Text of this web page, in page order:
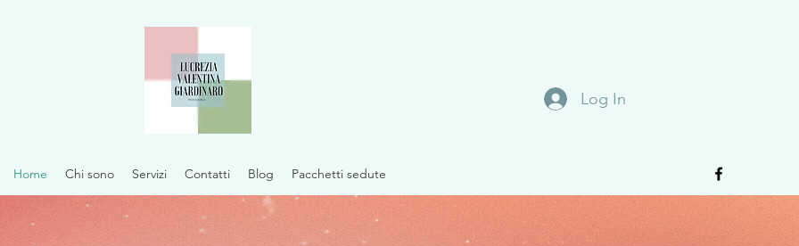
Log In
Home Chi sono Servizi Contatti Blog Pacchetti sedute